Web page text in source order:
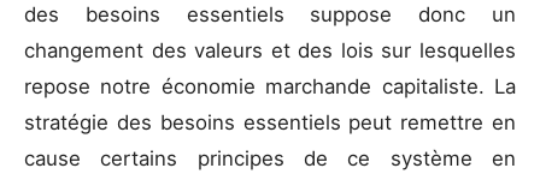
des besoins essentiels suppose donc un
changement des valeurs et des lois sur lesquelles
repose notre économie marchande capitaliste. La
stratégie des besoins essentiels peut remettre en
cause certains principes de ce système en